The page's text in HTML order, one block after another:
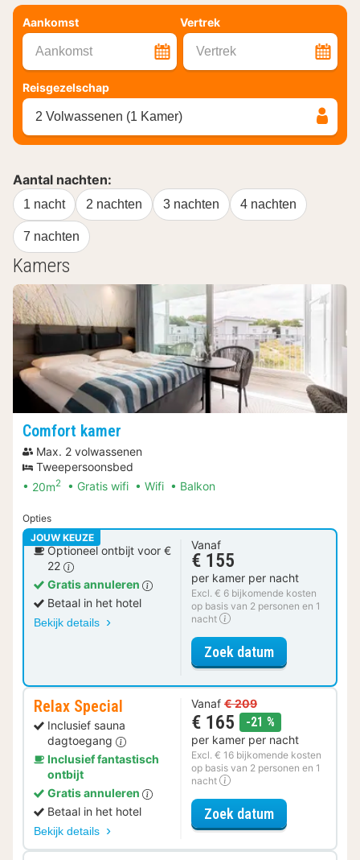
Aankomst Vertrek
Aankomst Vertrek
Reisgezelschap
2 Volwassenen (1 Kamer)
Aantal nachten:
1 nacht 2 nachten 3 nachten 4 nachten
7 nachten
Kamers
Comfort kamer
Max. 2 volwassenen
Tweepersoonsbed
20m2 Gratis wifi Wifi Balkon
Opties
JOUW KEUZE
Optioneel ontbijt voor €
22
Gratis annuleren
Betaal in het hotel
Bekijk details
Vanaf
€ 155
per kamer per nacht
Excl. € 6 bijkomende kosten
op basis van 2 personen en 1
nacht
Zoek datumvoor Comfort
Relax Special
Inclusief sauna
dagtoegang
Inclusief fantastisch
ontbijt
Gratis annuleren
Betaal in het hotel
Bekijk details
Vanaf € 209
€ 165 -21 %
per kamer per nacht
Excl. € 16 bijkomende kosten
op basis van 2 personen en 1
nacht
Zoek datumvoor Relax